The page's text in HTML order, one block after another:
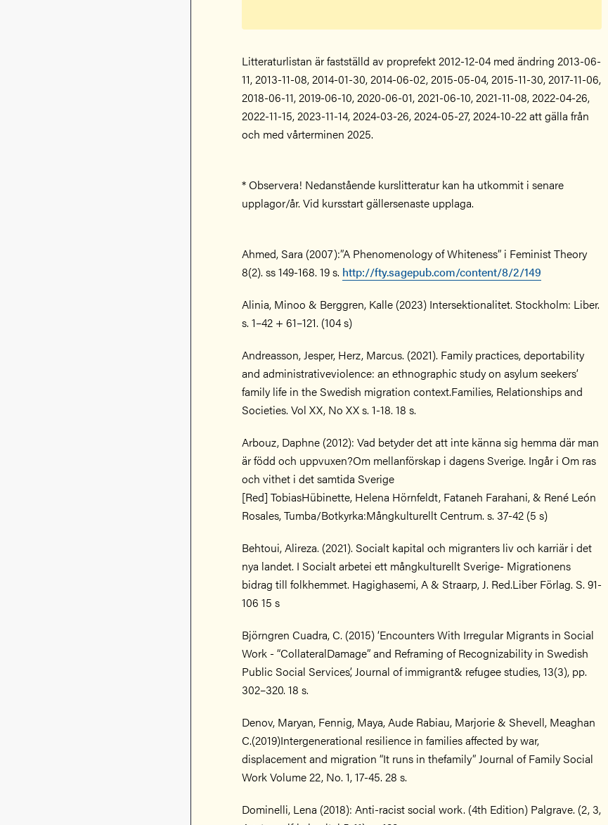
Litteraturlistan är fastställd av proprefekt 2012-12-04 med ändring 2013-06-
11, 2013-11-08, 2014-01-30, 2014-06-02, 2015-05-04, 2015-11-30, 2017-11-06,
2018-06-11, 2019-06-10, 2020-06-01, 2021-06-10, 2021-11-08, 2022-04-26,
2022-11-15, 2023-11-14, 2024-03-26, 2024-05-27, 2024-10-22 att gälla från
och med vårterminen 2025.
* Observera! Nedanstående kurslitteratur kan ha utkommit i senare
upplagor/år. Vid kursstart gällersenaste upplaga.
Ahmed, Sara (2007):”A Phenomenology of Whiteness” i Feminist Theory
8(2). ss 149-168. 19 s. http://fty.sagepub.com/content/8/2/149
Alinia, Minoo & Berggren, Kalle (2023) Intersektionalitet. Stockholm: Liber.
s. 1–42 + 61–121. (104 s)
Andreasson, Jesper, Herz, Marcus. (2021). Family practices, deportability
and administrativeviolence: an ethnographic study on asylum seekers’
family life in the Swedish migration context.Families, Relationships and
Societies. Vol XX, No XX s. 1-18. 18 s.
Arbouz, Daphne (2012): Vad betyder det att inte känna sig hemma där man
är född och uppvuxen?Om mellanförskap i dagens Sverige. Ingår i Om ras
och vithet i det samtida Sverige
[Red] TobiasHübinette, Helena Hörnfeldt, Fataneh Farahani, & René León
Rosales, Tumba/Botkyrka:Mångkulturellt Centrum. s. 37-42 (5 s)
Behtoui, Alireza. (2021). Socialt kapital och migranters liv och karriär i det
nya landet. I Socialt arbetei ett mångkulturellt Sverige- Migrationens
bidrag till folkhemmet. Hagighasemi, A & Straarp, J. Red.Liber Förlag. S. 91-
106 15 s
Björngren Cuadra, C. (2015) ‘Encounters With Irregular Migrants in Social
Work - “CollateralDamage” and Reframing of Recognizability in Swedish
Public Social Services’, Journal of immigrant& refugee studies, 13(3), pp.
302–320. 18 s.
Denov, Maryan, Fennig, Maya, Aude Rabiau, Marjorie & Shevell, Meaghan
C.(2019)Intergenerational resilience in families affected by war,
displacement and migration “It runs in thefamily” Journal of Family Social
Work Volume 22, No. 1, 17-45. 28 s.
Dominelli, Lena (2018): Anti-racist social work. (4th Edition) Palgrave. (2, 3,